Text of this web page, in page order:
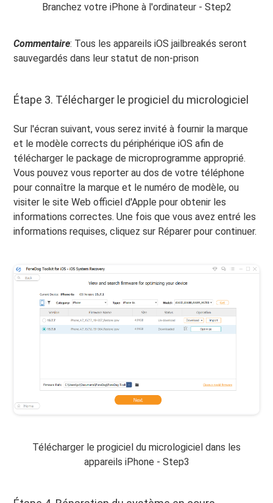
Branchez votre iPhone à l'ordinateur - Step2
Commentaire: Tous les appareils iOS jailbreakés seront
sauvegardés dans leur statut de non-prison
Étape 3. Télécharger le progiciel du micrologiciel
Sur l'écran suivant, vous serez invité à fournir la marque
et le modèle corrects du périphérique iOS afin de
télécharger le package de microprogramme approprié.
Vous pouvez vous reporter au dos de votre téléphone
pour connaître la marque et le numéro de modèle, ou
visiter le site Web officiel d'Apple pour obtenir les
informations correctes. Une fois que vous avez entré les
informations requises, cliquez sur Réparer pour continuer.
Télécharger le progiciel du micrologiciel dans les
appareils iPhone - Step3